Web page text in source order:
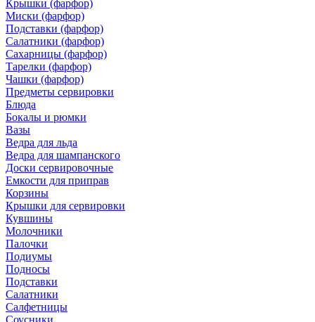
Крышки (фарфор)
Миски (фарфор)
Подставки (фарфор)
Салатники (фарфор)
Сахарницы (фарфор)
Тарелки (фарфор)
Чашки (фарфор)
Предметы сервировки
Блюда
Бокалы и рюмки
Вазы
Ведра для льда
Ведра для шампанского
Доски сервировочные
Емкости для приправ
Корзины
Крышки для сервировки
Кувшины
Молочники
Палочки
Подиумы
Подносы
Подставки
Салатники
Салфетницы
Соусники